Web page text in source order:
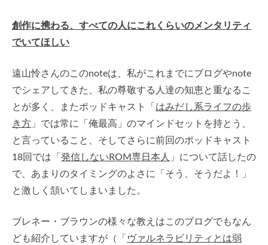
創作に携わる、すべての人にこれくらいのメンタリティ
でいてほしい
遠山怜さんのこのnoteは、私がこれまでにブログやnote
でシェアしてきた、私の尊敬する人達の知恵と重なるこ
とが多く、またポッドキャスト「 はみだし系ライフの歩
き方 」では常に「俺最高」のマインドセットを持とう、
と言っていること、そしてさらに前回のポッドキャスト
18回では「 発信しないROM専日本人
」について話したの
で、あまりのタイミングのよさに「そう、そうだよ！」
と激しく頷いてしまいました。
ブレネー・ブラウンの様々な教えはこのブログでもなん
ども紹介していますが（「 ヴァルネラビリティとは弱